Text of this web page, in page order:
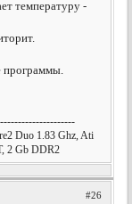
температуру -
программы.
Duo 1.83 Ghz, Ati
2 Gb DDR2
#26